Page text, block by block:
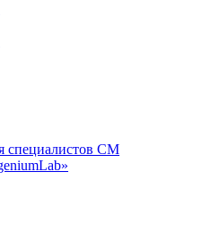
специалистов СМ